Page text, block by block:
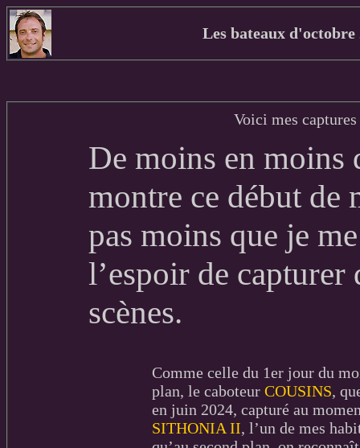
Les bateaux d'octobre
Voici mes
De moins en moins
montre ce début de
pas moins que je
l’espoir de capturer
scènes.
Comme celle du 1er jour du
plan, le caboteur COUSINS,
en juin 2024, capturé au
SITHONIA II, l’un de mes